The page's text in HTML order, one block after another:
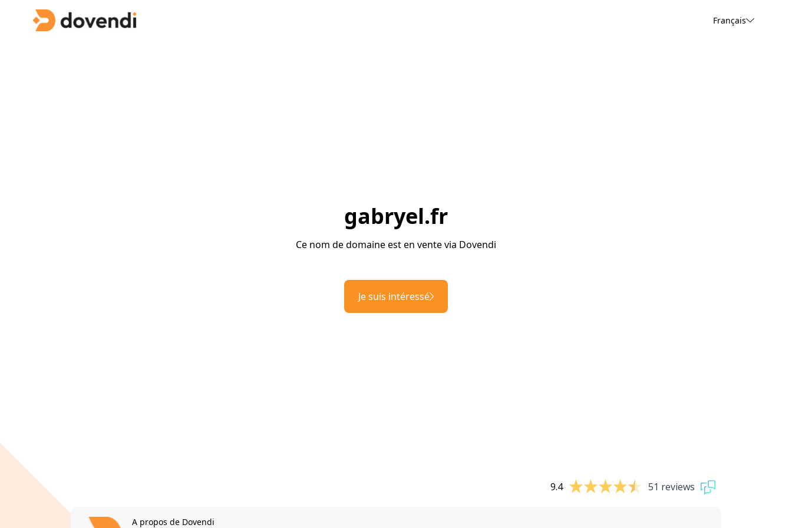
Français
gabryel.fr
Ce nom de domaine est en vente via Dovendi
Je suis intéressé
9.4 51 reviews
A propos de Dovendi